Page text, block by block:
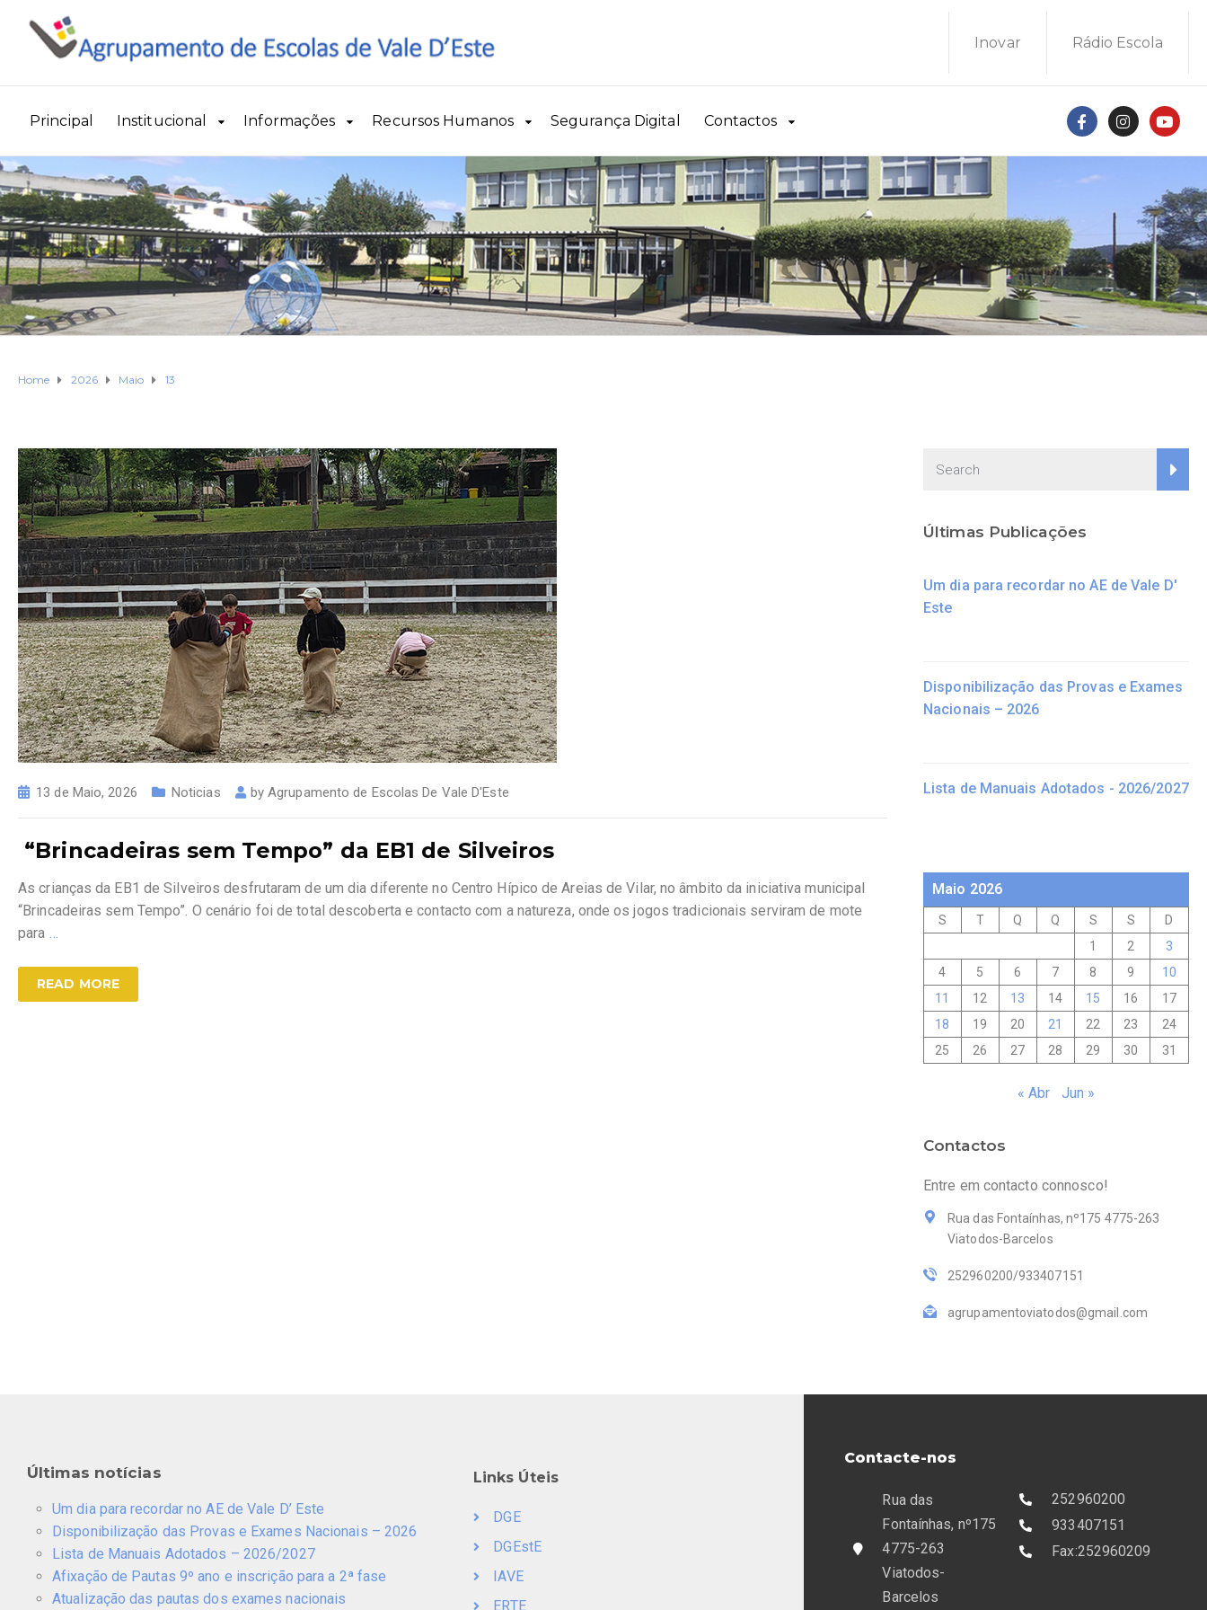
Inovar Rádio Escola
Principal Institucional Informações Recursos Humanos Segurança Digital Contactos
Home 2026 Maio 13
13 de Maio, 2026 Noticias byAgrupamento de Escolas De Vale D'Este
“Brincadeiras sem Tempo” da EB1 de Silveiros
As crianças da EB1 de Silveiros desfrutaram de um dia diferente no Centro Hípico de Areias de Vilar, no âmbito da iniciativa municipal
“Brincadeiras sem Tempo”. O cenário foi de total descoberta e contacto com a natureza, onde os jogos tradicionais serviram de mote
para …
READ MORE
Últimas Publicações
Um dia para recordar no AE de Vale D'
Este
Disponibilização das Provas e Exames
Nacionais – 2026
Lista de Manuais Adotados - 2026/2027
Maio 2026
S T Q Q S S
D
1
2
3
4
5 6 7 8 9
10
11
12 13 14 15 16
17
18
19 20 21 22 23
24
25
26 27 28 29 30 31
« Abr Jun »
Contactos
Entre em contacto connosco!
Rua das Fontaínhas, nº175 4775-263
Viatodos-Barcelos
252960200/933407151
agrupamentoviatodos@gmail.com
Últimas notícias
Um dia para recordar no AE de Vale D’ Este
Disponibilização das Provas e Exames Nacionais – 2026
Lista de Manuais Adotados – 2026/2027
Afixação de Pautas 9º ano e inscrição para a 2ª fase
Atualização das pautas dos exames nacionais
Links Úteis
DGE
DGEstE
IAVE
ERTE
Contacte-nos
Rua das
Fontaínhas, nº175
4775-263
Viatodos-
Barcelos
252960200
933407151
Fax:252960209